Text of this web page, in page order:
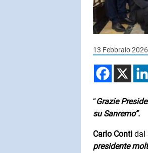
13 Febbraio 2026
“Grazie
su Sanremo”.
Carlo Conti dal
presidente